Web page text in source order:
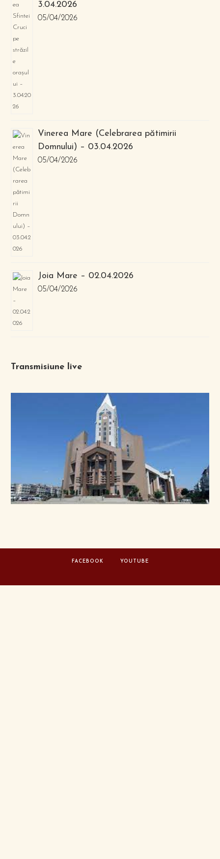
3.04.2026
05/04/2026
Vinerea Mare (Celebrarea pătimirii
Domnului) – 03.04.2026
05/04/2026
Joia Mare – 02.04.2026
05/04/2026
Transmisiune live
FACEBOOK YOUTUBE